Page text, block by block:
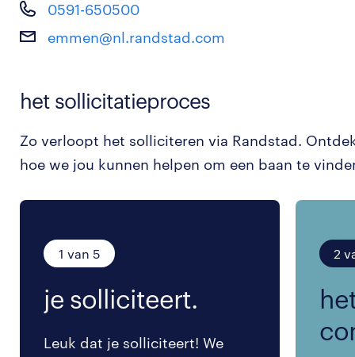
0591-650500
emmen@nl.randstad.com
het sollicitatieproces
Zo verloopt het solliciteren via Randstad.
hoe we jou kunnen helpen om een baan te
1 van 5
je solliciteert.
Leuk dat je solliciteert! We
2